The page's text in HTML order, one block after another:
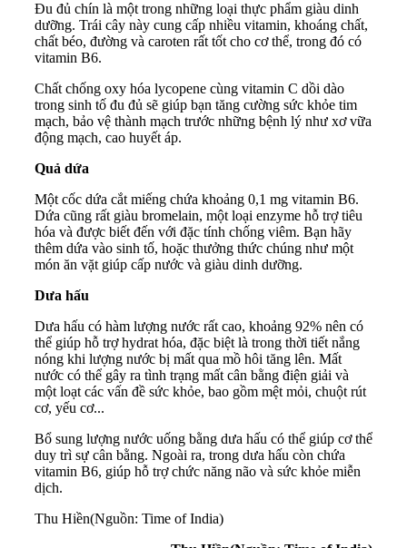
Đu đủ chín là một trong những loại thực phẩm giàu dinh
dưỡng. Trái cây này cung cấp nhiều vitamin, khoáng chất,
chất béo, đường và caroten rất tốt cho cơ thể, trong đó có
vitamin B6.
Chất chống oxy hóa lycopene cùng vitamin C dồi dào
trong sinh tố đu đủ sẽ giúp bạn tăng cường sức khỏe tim
mạch, bảo vệ thành mạch trước những bệnh lý như xơ vữa
động mạch, cao huyết áp.
Quả dứa
Một cốc dứa cắt miếng chứa khoảng 0,1 mg vitamin B6.
Dứa cũng rất giàu bromelain, một loại enzyme hỗ trợ tiêu
hóa và được biết đến với đặc tính chống viêm. Bạn hãy
thêm dứa vào sinh tố, hoặc thưởng thức chúng như một
món ăn vặt giúp cấp nước và giàu dinh dưỡng.
Dưa hấu
Dưa hấu có hàm lượng nước rất cao, khoảng 92% nên có
thể giúp hỗ trợ hydrat hóa, đặc biệt là trong thời tiết nắng
nóng khi lượng nước bị mất qua mồ hôi tăng lên. Mất
nước có thể gây ra tình trạng mất cân bằng điện giải và
một loạt các vấn đề sức khỏe, bao gồm mệt mỏi, chuột rút
cơ, yếu cơ...
Bổ sung lượng nước uống bằng dưa hấu có thể giúp cơ thể
duy trì sự cân bằng. Ngoài ra, trong dưa hấu còn chứa
vitamin B6, giúp hỗ trợ chức năng não và sức khỏe miễn
dịch.
Thu Hiền(Nguồn: Time of India)